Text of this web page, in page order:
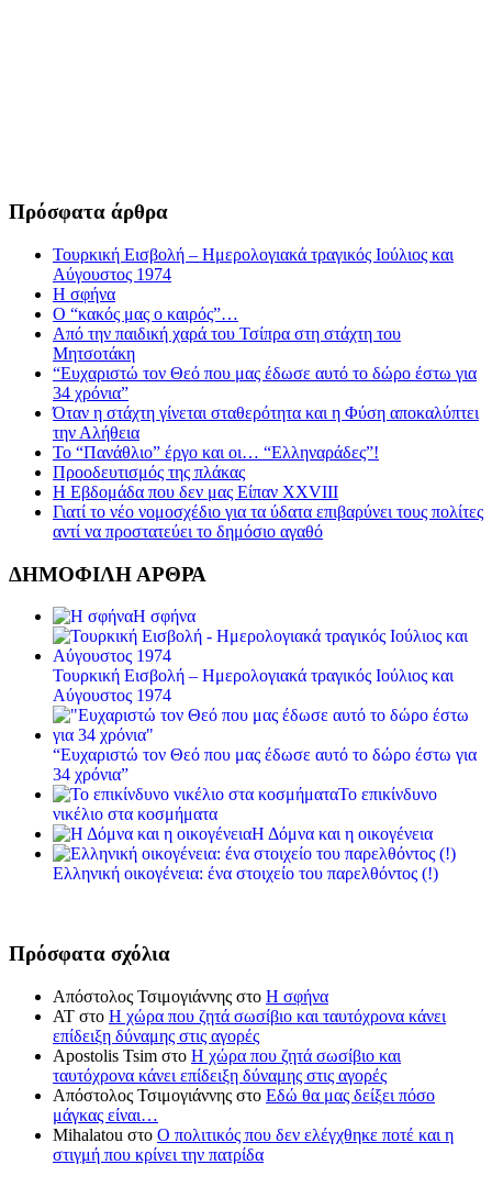
Πρόσφατα άρθρα
Τουρκική Εισβολή – Ημερολογιακά τραγικός Ιούλιος και
Αύγουστος 1974
Η σφήνα
Ο “κακός μας ο καιρός”…
Από την παιδική χαρά του Τσίπρα στη στάχτη του
Μητσοτάκη
“Ευχαριστώ τον Θεό που μας έδωσε αυτό το δώρο έστω για
34 χρόνια”
Όταν η στάχτη γίνεται σταθερότητα και η Φύση αποκαλύπτει
την Αλήθεια
Το “Πανάθλιο” έργο και οι… “Ελληναράδες”!
Προοδευτισμός της πλάκας
Η Εβδομάδα που δεν μας Είπαν XXVIII
Γιατί το νέο νομοσχέδιο για τα ύδατα επιβαρύνει τους πολίτες
αντί να προστατεύει το δημόσιο αγαθό
ΔΗΜΟΦΙΛΗ ΑΡΘΡΑ
Η σφήνα
Τουρκική Εισβολή – Ημερολογιακά τραγικός Ιούλιος και
Αύγουστος 1974
“Ευχαριστώ τον Θεό που μας έδωσε αυτό το δώρο έστω για
34 χρόνια”
Το επικίνδυνο
νικέλιο στα κοσμήματα
Η Δόμνα και η οικογένεια
Ελληνική οικογένεια: ένα στοιχείο του παρελθόντος (!)
Πρόσφατα σχόλια
Απόστολος Τσιμογιάννης στο Η σφήνα
ΑΤ στο Η χώρα που ζητά σωσίβιο και ταυτόχρονα κάνει
επίδειξη δύναμης στις αγορές
Apostolis Tsim στο Η χώρα που ζητά σωσίβιο και
ταυτόχρονα κάνει επίδειξη δύναμης στις αγορές
Απόστολος Τσιμογιάννης στο Εδώ θα μας δείξει πόσο
μάγκας είναι…
Mihalatou στο Ο πολιτικός που δεν ελέγχθηκε ποτέ και η
στιγμή που κρίνει την πατρίδα